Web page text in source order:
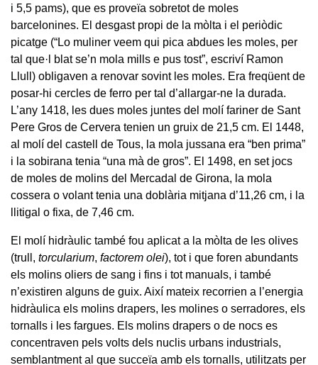
i 5,5 pams), que es proveïa sobretot de moles
barcelonines. El desgast propi de la mòlta i el periòdic
picatge (“Lo muliner veem qui pica abdues les moles, per
tal que·l blat se’n mola mills e pus tost”, escriví Ramon
Llull) obligaven a renovar sovint les moles. Era freqüent de
posar-hi cercles de ferro per tal d’allargar-ne la durada.
L’any 1418, les dues moles juntes del molí fariner de Sant
Pere Gros de Cervera tenien un gruix de 21,5 cm. El 1448,
al molí del castell de Tous, la mola jussana era “ben prima”
i la sobirana tenia “una mà de gros”. El 1498, en set jocs
de moles de molins del Mercadal de Girona, la mola
cossera o volant tenia una doblària mitjana d’11,26 cm, i la
llitigal o fixa, de 7,46 cm.
El molí hidràulic també fou aplicat a la mòlta de les olives
(trull, torcularium, factorem olei), tot i que foren abundants
els molins oliers de sang i fins i tot manuals, i també
n’existiren alguns de guix. Així mateix recorrien a l’energia
hidràulica els molins drapers, les molines o serradores, els
tornalls i les fargues. Els molins drapers o de nocs es
concentraven pels volts dels nuclis urbans industrials,
semblantment al que succeïa amb els tornalls, utilitzats per